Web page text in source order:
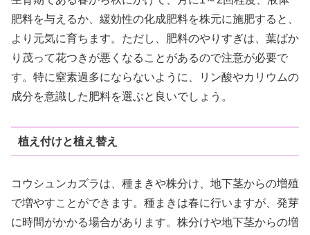
肥料を与えるか、緩効性の化成肥料を株元に施肥すると、
より元気に育ちます。ただし、肥料のやりすぎは、葉ばか
り茂って花つきが悪くなることがあるので注意が必要で
す。特に窒素過多にならないように、リン酸やカリウムの
成分を意識した肥料を選ぶと良いでしょう。
植え付けと植え替え
コウシュンカズラは、種まきや株分け、地下茎からの増殖
で増やすことができます。種まきは春に行いますが、発芽
に時間がかかる場合があります。株分けや地下茎からの増